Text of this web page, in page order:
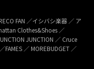
FAN ／イシバシ楽器 ／ ア
Clothes&Shoes ／
JUNCTION ／ Cruce
FAMES ／ MOREBUDGET ／